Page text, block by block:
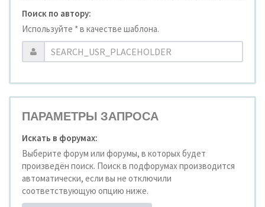
Поиск по автору:
Используйте * в качестве шаблона.
ПАРАМЕТРЫ ЗАПРОСА
Искать в форумах:
Выберите форум или форумы, в которых будет
произведён поиск. Поиск в подфорумах производится
автоматически, если вы не отключили
соответствующую опцию ниже.